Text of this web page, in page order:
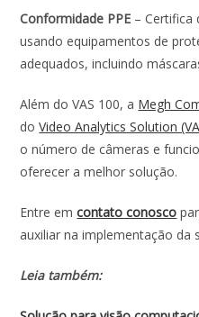
Conformidade PPE – Certifica
usando equipamentos de
adequados, incluindo
Além do VAS 100, a Megh
doVideo Analytics Solution
o número de câmeras e
oferecer a melhor solução.
Entre emcontato conosco
auxiliar na implementação da
Leia também: